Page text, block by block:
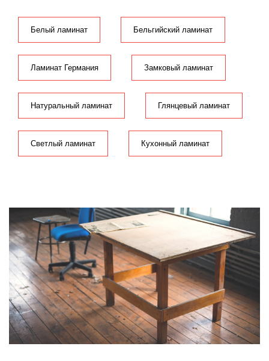
Белый ламинат Бельгийский ламинат
Ламинат Германия Замковый ламинат
Натуральный ламинат Глянцевый ламинат
Светлый ламинат Кухонный ламинат